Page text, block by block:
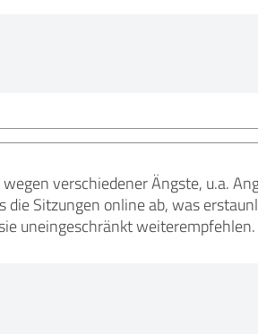
verschiedener Ängste, u.a.
die Sitzungen online ab, was
uneingeschränkt weiterempfehlen.